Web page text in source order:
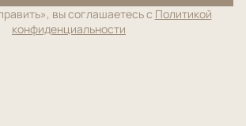
вы соглашаетесь с Политикой
конфиденциальности